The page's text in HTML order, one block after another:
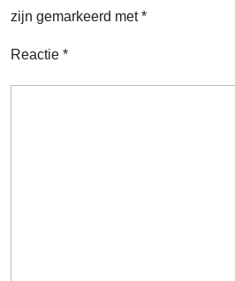
zijn gemarkeerd met*
Reactie *